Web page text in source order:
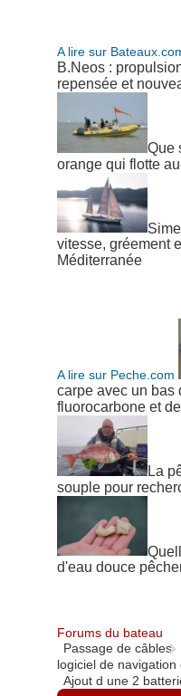
A lire sur
B.Neos :
repensée et
Que
orange qui flotte
vitesse, gréement
Méditerranée
A lire sur Peche.com
carpe avec un bas
fluorocarbone et
La
souple pour
d'eau douce
Forums du bateau
Passage de câbles
logiciel de
Ajout d une 2